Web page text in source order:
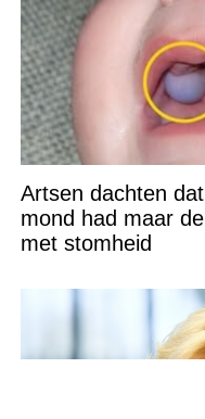
Artsen dachten
mond had maar
met stomheid